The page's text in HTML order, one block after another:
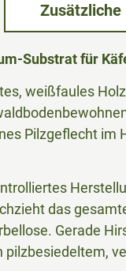
Substrat für
weißfaules
Pilzgeflecht im
das
Gerade
pilzbesiedeltem,